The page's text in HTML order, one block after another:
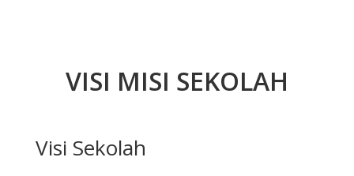
VISI MISI SEKOLAH
Visi Sekolah